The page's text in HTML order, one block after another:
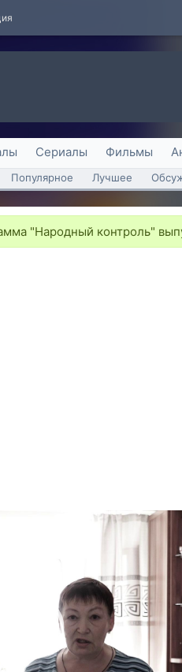
Сериалы Фильмы
Популярное Лучшее
"Народный контроль"